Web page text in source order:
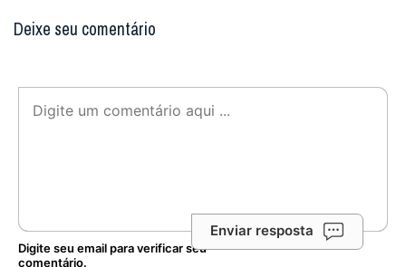
Deixe seu comentário
Enviar resposta
Digite seu email para verificar seu
comentário.